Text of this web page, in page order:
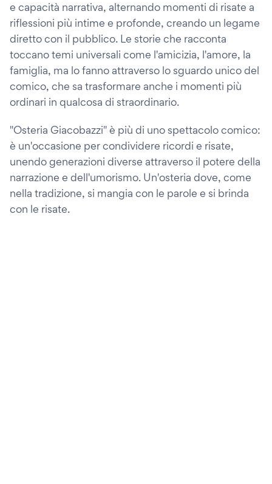
e capacità narrativa, alternando momenti di risate a
riflessioni più intime e profonde, creando un legame
diretto con il pubblico. Le storie che racconta
toccano temi universali come l'amicizia, l'amore, la
famiglia, ma lo fanno attraverso lo sguardo unico del
comico, che sa trasformare anche i momenti più
ordinari in qualcosa di straordinario.
"Osteria Giacobazzi" è più di uno spettacolo comico:
è un'occasione per condividere ricordi e risate,
unendo generazioni diverse attraverso il potere della
narrazione e dell'umorismo. Un'osteria dove, come
nella tradizione, si mangia con le parole e si brinda
con le risate.